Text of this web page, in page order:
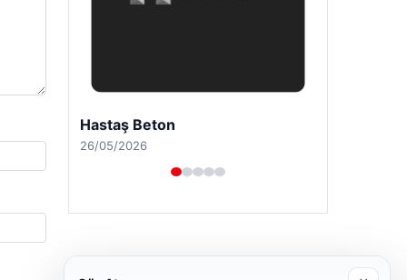
Enes Kaplan Avukatlık Bürosu
28/04/2026